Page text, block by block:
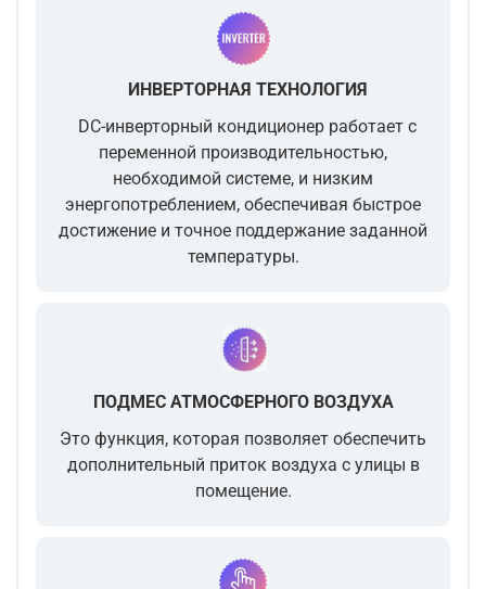
ИНВЕРТОРНАЯ ТЕХНОЛОГИЯ
DC-инверторный кондиционер работает с
переменной производительностью,
необходимой системе, и низким
энергопотреблением, обеспечивая быстрое
достижение и точное поддержание заданной
температуры.
ПОДМЕС АТМОСФЕРНОГО ВОЗДУХА
Это функция, которая позволяет обеспечить
дополнительный приток воздуха с улицы в
помещение.